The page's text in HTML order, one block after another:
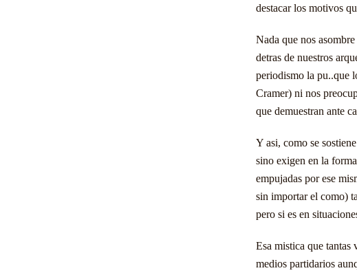
destacar los motivos
Nada que nos
detras de nuestros
periodismo la pu..que
Cramer) ni nos
que demuestran ante
Y asi, como se
sino exigen en la
empujadas por ese
sin importar el como)
pero si es en
Esa mistica que tantas
medios partidarios